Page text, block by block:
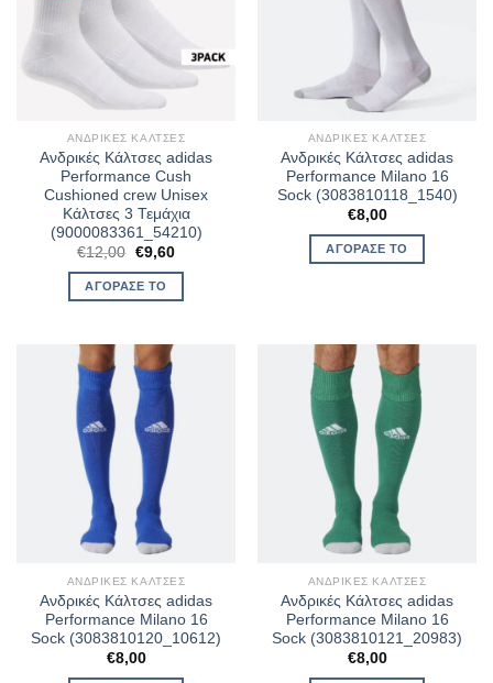
ΑΝΔΡΙΚΈΣ ΚΆΛΤΣΕΣ
Ανδρικές Κάλτσες adidas
Performance Cush
Cushioned crew Unisex
Κάλτσες 3 Τεμάχια
(9000083361_54210)
€12,00 Original
was:
€12,00.
€9,60Η
ΑΓΌΡΑΣΈ ΤΟ
ΑΝΔΡΙΚΈΣ ΚΆΛΤΣΕΣ
Ανδρικές Κάλτσες adidas
Performance Milano 16
Sock (3083810118_1540)
€8,00
ΑΓΌΡΑΣΈ ΤΟ
ΑΝΔΡΙΚΈΣ ΚΆΛΤΣΕΣ
Ανδρικές Κάλτσες adidas
Performance Milano 16
Sock (3083810120_10612)
€8,00
ΑΝΔΡΙΚΈΣ ΚΆΛΤΣΕΣ
Ανδρικές Κάλτσες adidas
Performance Milano 16
Sock (3083810121_20983)
€8,00